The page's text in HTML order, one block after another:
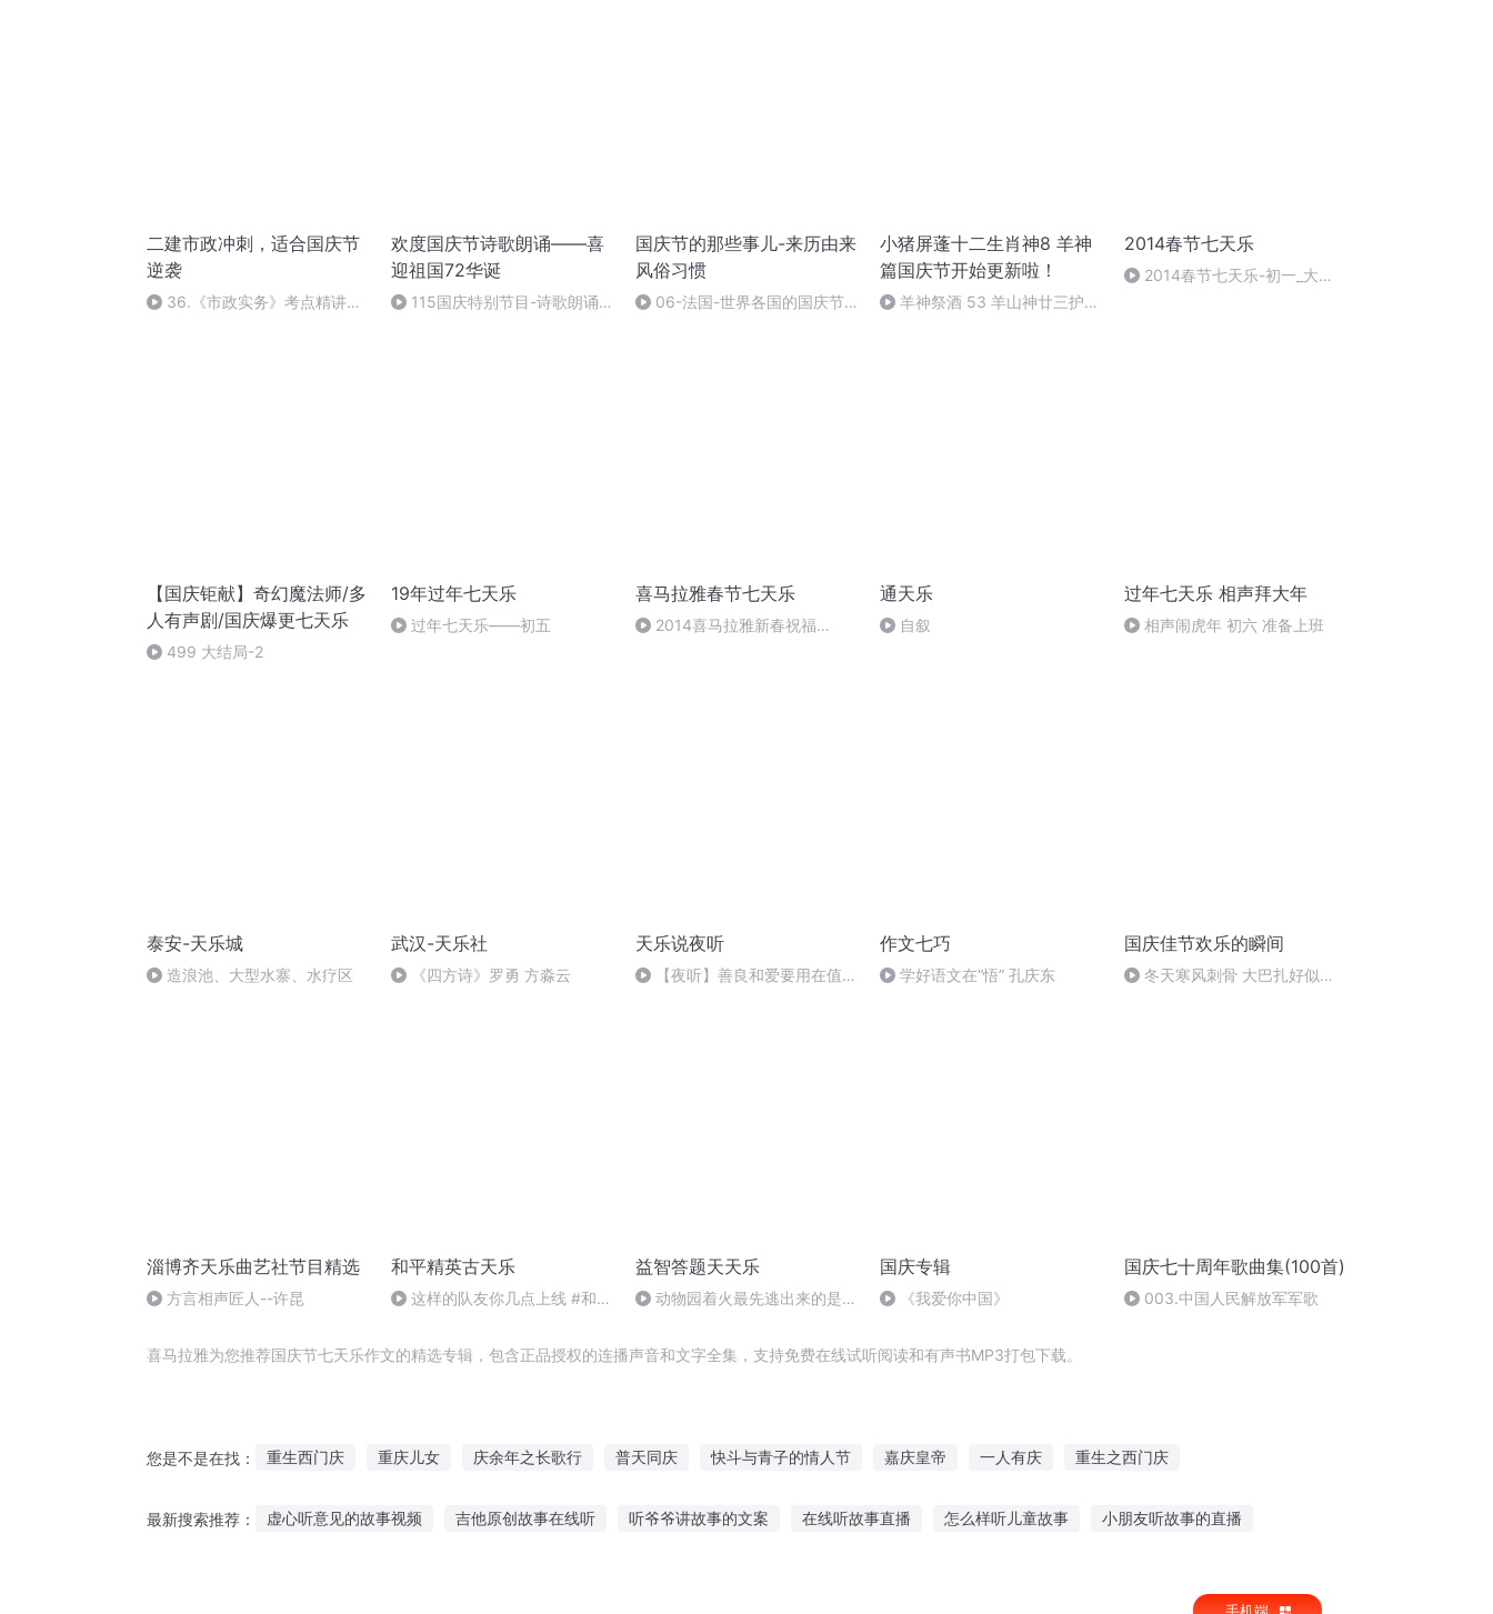
二建市政冲刺，适合国庆节
逆袭
36.《市政实务》考点精讲第
欢度国庆节诗歌朗诵——喜
迎祖国72华诞
115国庆特别节目-诗歌朗诵-
国庆节的那些事儿-来历由来
风俗习惯
06-法国-世界各国的国庆节-
小猪屏蓬十二生肖神8 羊神
篇国庆节开始更新啦！
羊神祭酒 53 羊山神廿三护祭
2014春节七天乐
2014春节七天乐-初一_大拜
【国庆钜献】奇幻魔法师/多
人有声剧/国庆爆更七天乐
499 大结局-2
19年过年七天乐
过年七天乐——初五
喜马拉雅春节七天乐
2014喜马拉雅新春祝福
通天乐
自叙
过年七天乐 相声拜大年
相声闹虎年 初六 准备上班
泰安-天乐城
造浪池、大型水寨、水疗区
武汉-天乐社
《四方诗》罗勇 方淼云
天乐说夜听
【夜听】善良和爱要用在值得
作文七巧
学好语文在“悟” 孔庆东
国庆佳节欢乐的瞬间
冬天寒风刺骨 大巴扎好似温
淄博齐天乐曲艺社节目精选
方言相声匠人--许昆
和平精英古天乐
这样的队友你几点上线 #和平
乐
益智答题天天乐
动物园着火最先逃出来的是哪
国庆专辑
《我爱你中国》
国庆七十周年歌曲集(100首)
003.中国人民解放军军歌
喜马拉雅为您推荐国庆节七天乐作文的精选专辑，包含正品授权的连播声音和文字全集，支持免费在线试听阅读和有声书MP3打包下载。
您是不是在找： 重生西门庆 重庆儿女 庆余年之长歌行 普天同庆 快斗与青子的情人节 嘉庆皇帝 一人有庆 重生之西门庆
最新搜索推荐： 虚心听意见的故事视频 吉他原创故事在线听 听爷爷讲故事的文案 在线听故事直播 怎么样听儿童故事 小朋友听故事的直播